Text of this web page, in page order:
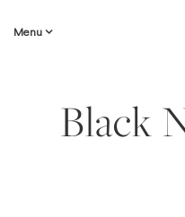
Menu
Black